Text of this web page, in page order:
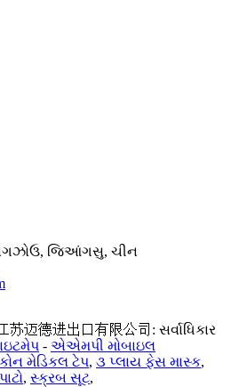
જિઆંગસુ, ચીન
苏迈德进出口有限公司: સર્વાધિકાર
- એએમપી મોબાઇલ
મેડિકલ ટેપ, ૩ પ્લાય ફેસ માસ્ક,
, સ્ક્રબ સૂટ,